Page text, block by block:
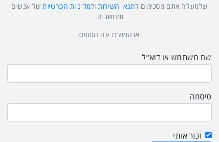
שלמעלה אתם מסכימים לתנאי השירותולמדיניות הפרטיותשל אנשים
ומחשבים.
או המשיכו עם הטופס
שם משתמש או דוא״ל
סיסמה
זכור אותי